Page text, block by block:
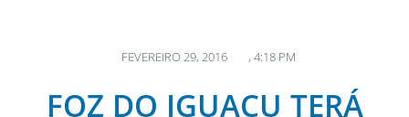
FEVEREIRO 29, 2016 , 4:18 PM
FOZ DO IGUAÇU TERÁ